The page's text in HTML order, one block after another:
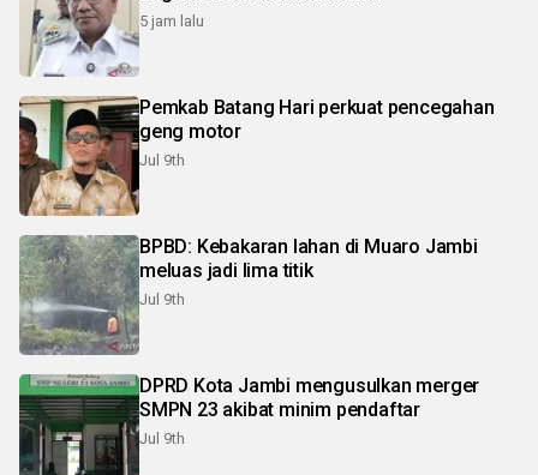
5 jam lalu
Pemkab Batang Hari perkuat pencegahan
geng motor
Jul 9th
BPBD: Kebakaran lahan di Muaro Jambi
meluas jadi lima titik
Jul 9th
DPRD Kota Jambi mengusulkan merger
SMPN 23 akibat minim pendaftar
Jul 9th